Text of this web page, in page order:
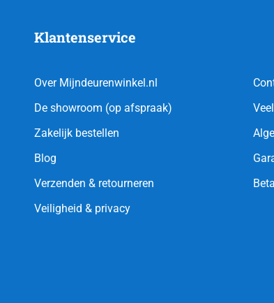
Klantenservice
Over Mijndeurenwinkel.nl
De showroom (op afspraak)
Zakelijk bestellen
Blog
Verzenden & retourneren
Veiligheid & privacy